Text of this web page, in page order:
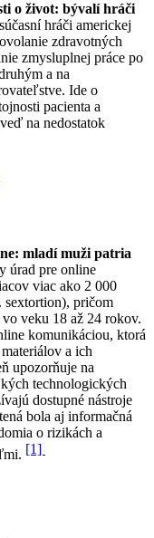
o život: bývalí hráči
hráči americkej
zdravotných
zmysluplnej práce po
a na
Ide o
pacienta a
na nedostatok
mladí muži patria
úrad pre online
viac ako 2 000
sextortion), pričom
veku 18 až 24 rokov.
komunikáciou, ktorá
a ich
upozorňuje na
technologických
dostupné nástroje
bola aj informačná
o rizikách a
[1]